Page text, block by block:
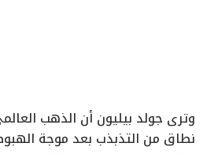
وترى جولد بيليون أن الذهب
نطاق من التذبذب بعد موجة